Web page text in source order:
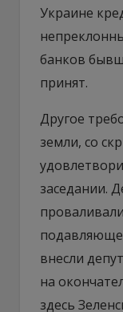
Украине
банков
принят.
Другое
земли, со
заседании.
внесли
на
здесь